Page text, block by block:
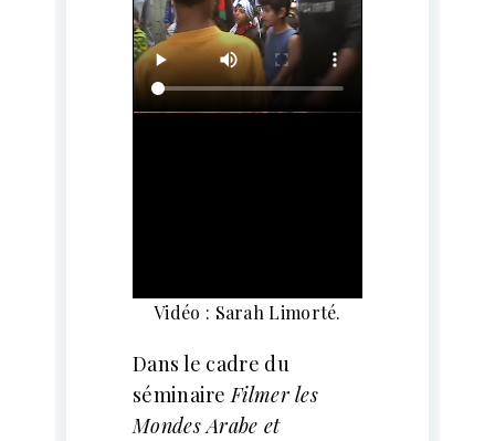
Vidéo : Sarah Limorté.
Dans le cadre du
séminaireFilmer les
Mondes Arabe et